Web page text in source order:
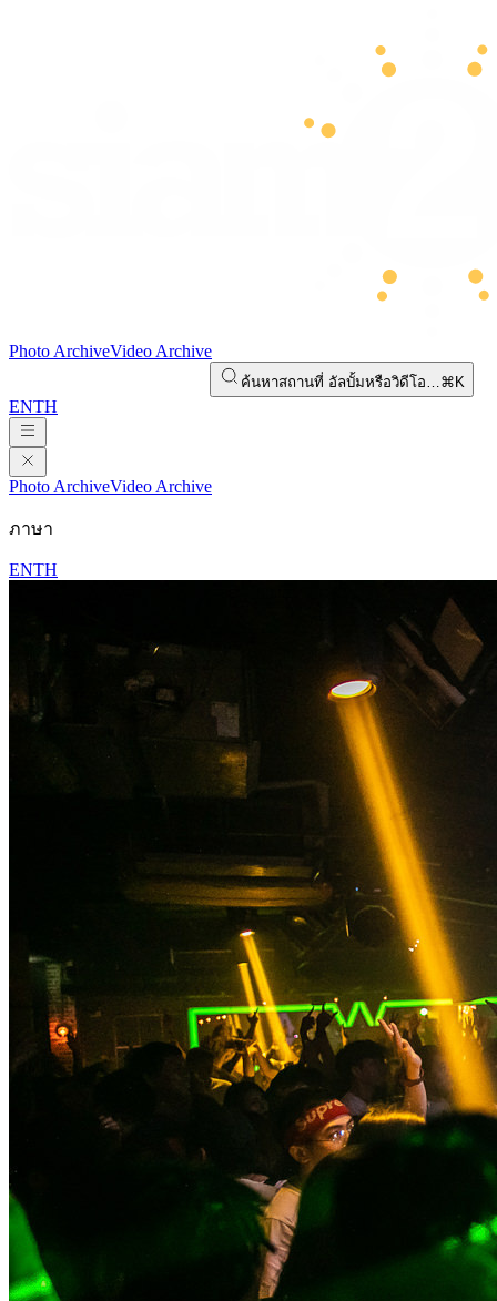
Photo ArchiveVideo Archive
ค้นหาสถานที่ อัลบั้มหรือวิดีโอ…⌘K
ENTH
Photo ArchiveVideo Archive
ภาษา
ENTH